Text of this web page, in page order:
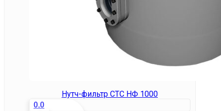
Нутч-фильтр СТС НФ 1000
0.0